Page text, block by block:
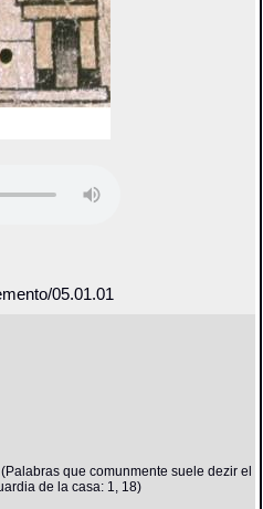
05.01.01
que comunmente suele dezir el
de la casa: 1, 18)